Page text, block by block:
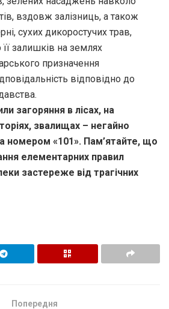
вздовж залізниць, а також
сухих дикоростучих трав,
її залишків на землях
призначення
відповідно до
загоряння в лісах, на
звалищах – негайно
номером «101». Пам’ятайте, що
елементарних правил
застереже від трагічних
Попередня